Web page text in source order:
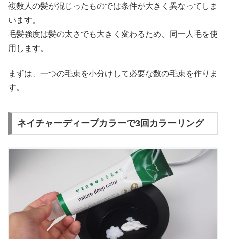
複数人の髪が混じったものでは条件が大きく異なってしま
います。
毛髪強度は髪の太さでも大きく変わるため、同一人毛を使
用します。
まずは、一つの毛束を小分けして必要な数の毛束を作りま
す。
ネイチャーディープカラーで3回カラーリング